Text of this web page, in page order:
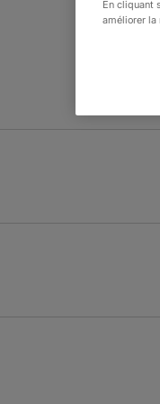
En cliquant
améliorer la